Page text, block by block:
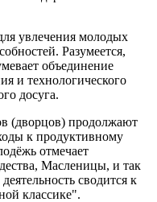
увлечения молодых
Разумеется,
объединение
и технологического
досуга.
(дворцов) продолжают
к продуктивному
отмечает
Масленицы, и так
сводится к
классике".